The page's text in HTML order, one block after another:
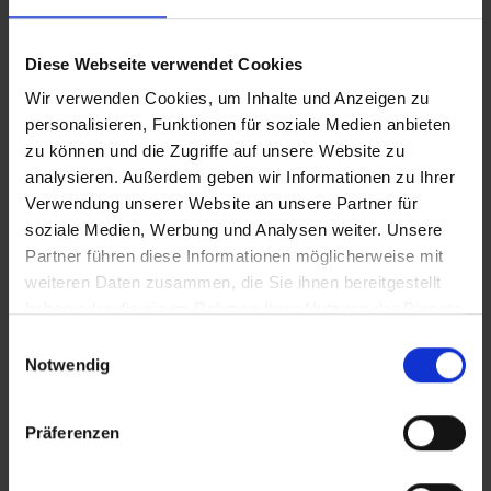
Diese Webseite verwendet Cookies
Wir verwenden Cookies, um Inhalte und Anzeigen zu
personalisieren, Funktionen für soziale Medien anbieten
zu können und die Zugriffe auf unsere Website zu
analysieren. Außerdem geben wir Informationen zu Ihrer
Verwendung unserer Website an unsere Partner für
soziale Medien, Werbung und Analysen weiter. Unsere
Partner führen diese Informationen möglicherweise mit
weiteren Daten zusammen, die Sie ihnen bereitgestellt
Notwendig
Präferenzen
In Sicherheit in Deutschland, in Gedanken im Krieg
iT_Tiere_Geschenke
Zusätzliches Material
SRT-Untertitel